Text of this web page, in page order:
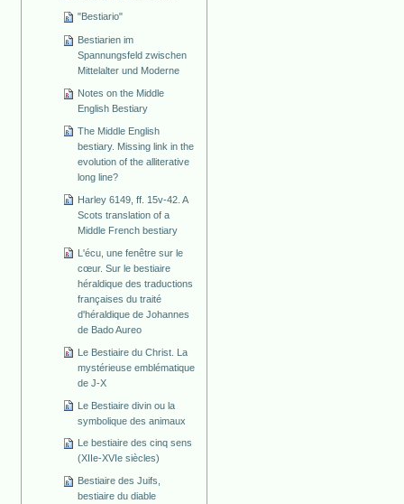
"Bestiario"
Bestiarien im
Spannungsfeld zwischen
Mittelalter und Moderne
Notes on the Middle
English Bestiary
The Middle English
bestiary. Missing link in the
evolution of the alliterative
long line?
Harley 6149, ff. 15v-42. A
Scots translation of a
Middle French bestiary
L'écu, une fenêtre sur le
cœur. Sur le bestiaire
héraldique des traductions
françaises du traité
d'héraldique de Johannes
de Bado Aureo
Le Bestiaire du Christ. La
mystérieuse emblématique
de J-X
Le Bestiaire divin ou la
symbolique des animaux
Le bestiaire des cinq sens
(XIIe-XVIe siècles)
Bestiaire des Juifs,
bestiaire du diable